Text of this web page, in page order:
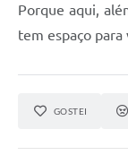
Porque aqui,
tem espaço
GOSTEI